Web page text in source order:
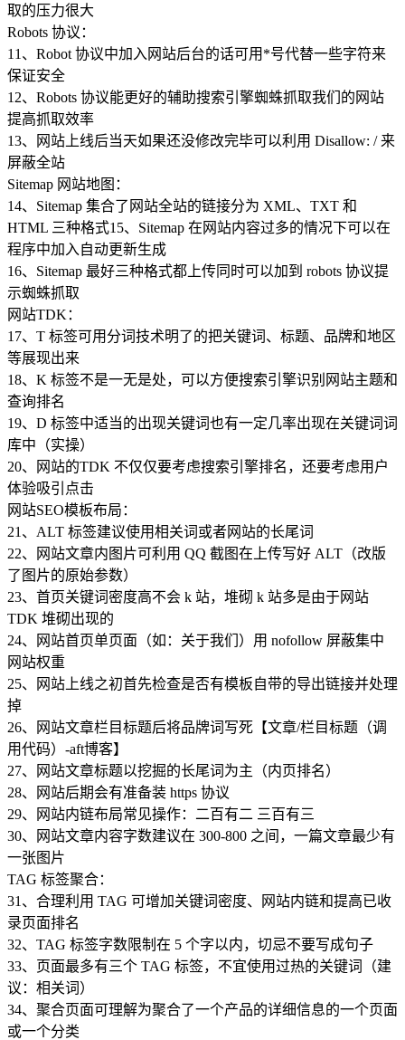
取的压力很大
Robots 协议：
11、Robot 协议中加入网站后台的话可用*号代替一些字符来
保证安全
12、Robots 协议能更好的辅助搜索引擎蜘蛛抓取我们的网站
提高抓取效率
13、网站上线后当天如果还没修改完毕可以利用 Disallow: / 来
屏蔽全站
Sitemap 网站地图：
14、Sitemap 集合了网站全站的链接分为 XML、TXT 和
HTML 三种格式15、Sitemap 在网站内容过多的情况下可以在
程序中加入自动更新生成
16、Sitemap 最好三种格式都上传同时可以加到 robots 协议提
示蜘蛛抓取
网站TDK：
17、T 标签可用分词技术明了的把关键词、标题、品牌和地区
等展现出来
18、K 标签不是一无是处，可以方便搜索引擎识别网站主题和
查询排名
19、D 标签中适当的出现关键词也有一定几率出现在关键词词
库中（实操）
20、网站的TDK 不仅仅要考虑搜索引擎排名，还要考虑用户
体验吸引点击
网站SEO模板布局：
21、ALT 标签建议使用相关词或者网站的长尾词
22、网站文章内图片可利用 QQ 截图在上传写好 ALT（改版
了图片的原始参数）
23、首页关键词密度高不会 k 站，堆砌 k 站多是由于网站
TDK 堆砌出现的
24、网站首页单页面（如：关于我们）用 nofollow 屏蔽集中
网站权重
25、网站上线之初首先检查是否有模板自带的导出链接并处理
掉
26、网站文章栏目标题后将品牌词写死【文章/栏目标题（调
用代码）-aft博客】
27、网站文章标题以挖掘的长尾词为主（内页排名）
28、网站后期会有准备装 https 协议
29、网站内链布局常见操作：二百有二 三百有三
30、网站文章内容字数建议在 300-800 之间，一篇文章最少有
一张图片
TAG 标签聚合：
31、合理利用 TAG 可增加关键词密度、网站内链和提高已收
录页面排名
32、TAG 标签字数限制在 5 个字以内，切忌不要写成句子
33、页面最多有三个 TAG 标签，不宜使用过热的关键词（建
议：相关词）
34、聚合页面可理解为聚合了一个产品的详细信息的一个页面
或一个分类